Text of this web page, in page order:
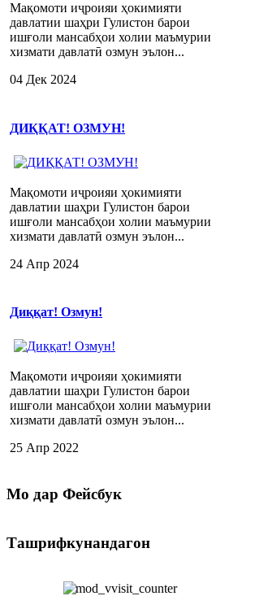
Мақомоти иҷроияи ҳокимияти
давлатии шаҳри Гулистон барои
ишғоли мансабҳои холии маъмурии
хизмати давлатӣ озмун эълон...
04 Дек 2024
ДИҚҚАТ! ОЗМУН!
Мақомоти иҷроияи ҳокимияти
давлатии шаҳри Гулистон барои
ишғоли мансабҳои холии маъмурии
хизмати давлатӣ озмун эълон...
24 Апр 2024
Диққат! Озмун!
Мақомоти иҷроияи ҳокимияти
давлатии шаҳри Гулистон барои
ишғоли мансабҳои холии маъмурии
хизмати давлатӣ озмун эълон...
25 Апр 2022
Мо дар Фейсбук
Ташрифкунандагон